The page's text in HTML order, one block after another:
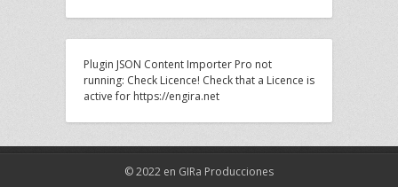
Plugin JSON Content Importer Pro not
running: Check Licence! Check that a Licence is
active for https://engira.net
© 2022 en GIRa Producciones